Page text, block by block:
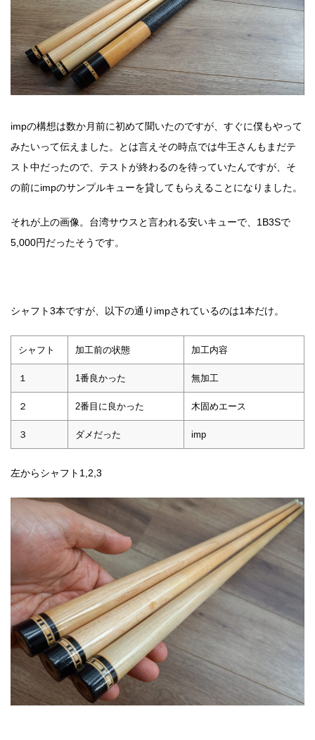
impの構想は数か月前に初めて聞いたのですが、すぐに僕もやって
みたいって伝えました。とは言えその時点では牛王さんもまだテ
スト中だったので、テストが終わるのを待っていたんですが、 そ
の前にimpのサンプルキューを貸してもらえることになりました。
それが上の画像。台湾サウスと言われる安いキューで、1B3Sで
5,000円だったそうです。
シャフト3本ですが、以下の通りimpされているのは1本だけ。
シャフト 加工前の状態 加工内容
１ 1番良かった 無加工
２ 2番目に良かった 木固めエース
３ ダメだった imp
左からシャフト1,2,3